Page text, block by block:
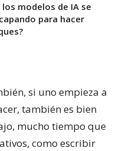
los modelos de IA se
para hacer
si uno empieza a
también es bien
mucho tiempo que
como escribir